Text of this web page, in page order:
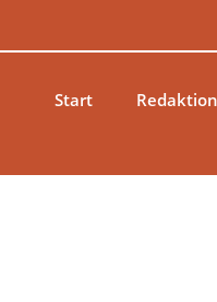
Start